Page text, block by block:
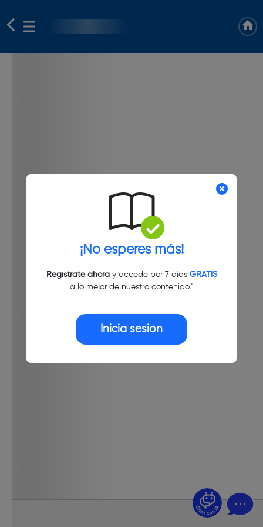
¡No esperes más!
Regístrate ahoray accede por 7 días GRATIS
a lo mejor de nuestro contenido."
Inicia sesión